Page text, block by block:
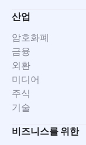
산업
암호화폐
금융
외환
미디어
주식
기술
비즈니스를 위한